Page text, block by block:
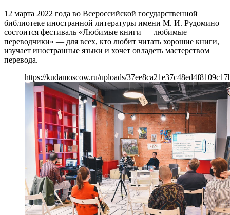
12 марта 2022 года во Всероссийской государственной
библиотеке иностранной литературы имени М. И. Рудомино
состоится фестиваль «Любимые книги — любимые
переводчики» — для всех, кто любит читать хорошие книги,
изучает иностранные языки и хочет овладеть мастерством
перевода.
https://kudamoscow.ru/uploads/